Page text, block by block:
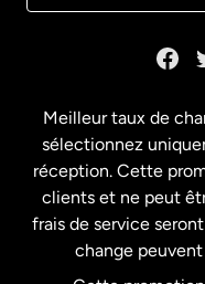
États-Unis
États-Unis
Meilleur taux de
sélectionnez
réception. Cette
clients et ne peut
frais de service
change